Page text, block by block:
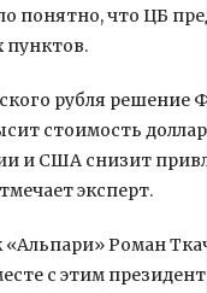
понятно, что ЦБ
пунктов.
рубля
стоимость
и США снизит
эксперт.
«Альпари» Роман
с этим